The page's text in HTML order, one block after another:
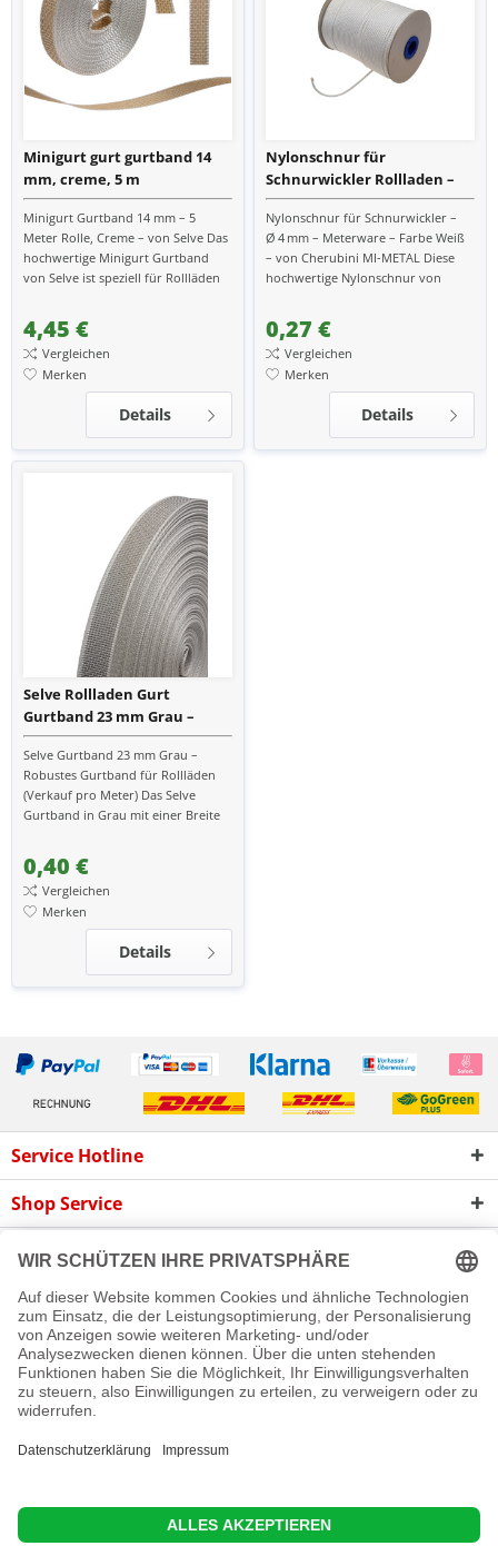
Minigurt gurt gurtband 14
mm, creme, 5 m
Minigurt Gurtband 14 mm – 5
Meter Rolle, Creme – von Selve Das
hochwertige Minigurt Gurtband
von Selve ist speziell für Rollläden
geeignet. Mit...
4,45 €
Vergleichen
Merken
Details
Nylonschnur für
Schnurwickler Rollladen –
4 mm Stärke – Farbe Weiß –
Meterware
Nylonschnur für Schnurwickler –
Ø 4 mm – Meterware – Farbe Weiß
– von Cherubini MI-METAL Diese
hochwertige Nylonschnur von
den Einsatz in...
0,27 €
Vergleichen
Merken
Details
Selve Rollladen Gurt
Gurtband 23 mm Grau –
Meterware für Gurtwickler
Selve Gurtband 23 mm Grau –
Robustes Gurtband für Rollläden
(Verkauf pro Meter) Das Selve
Gurtband in Grau mit einer Breite
0,40 €
Vergleichen
Merken
Details
Service Hotline
Shop Service
Informationen
Newsletter
Cookie-Einstellungen Newsletter Reklamation
Kontakt
Versand und Zahlungsbedingungen
Rückgabe
Diese Website benutzt Cookies, die für den technischen Betrieb
erhöhen, der Direktwerbung dienen oder die Interaktion mit
anderen Websites und sozialen Netzwerken vereinfachen